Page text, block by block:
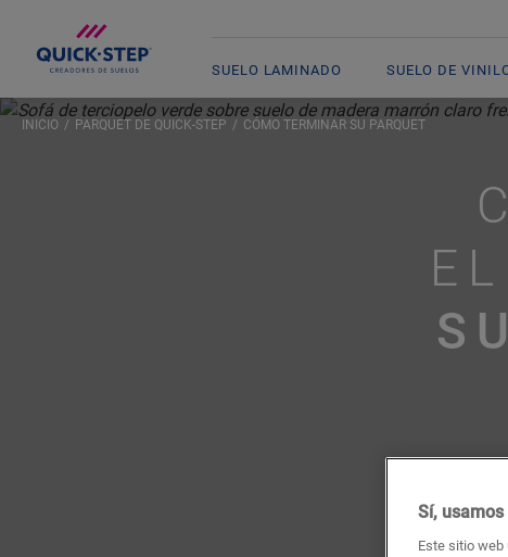
SUELO LAMINADO SUELO DE
INICIO PARQUET DE QUICK-STEP CÓMO TERMINAR SU PARQUET
Sí,
Este sitio web